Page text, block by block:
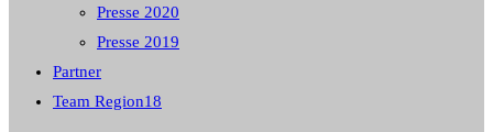
Presse 2020
Presse 2019
Partner
Team Region18